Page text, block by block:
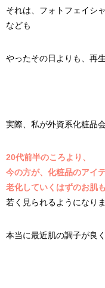
それは、フォトフェイシ
なども
やったその日よりも、再
実際、私が外資系化粧品
20代前半のころより、
今の方が、化粧品のアイ
老化していくはずのお肌
若く見られるようになりま
本当に最近肌の調子が良